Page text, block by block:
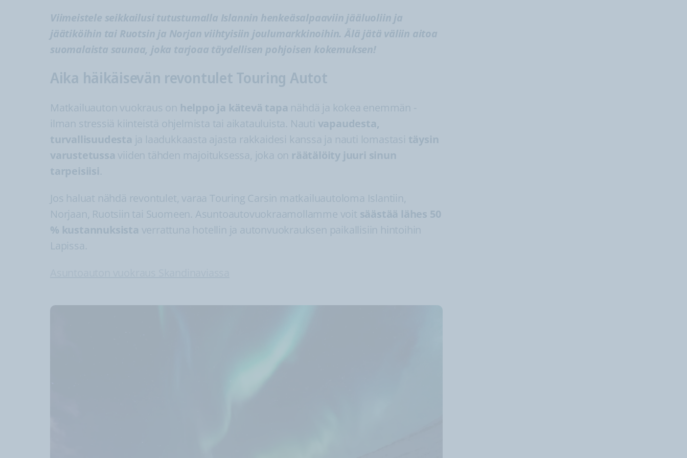
Viimeistele seikkailusi tutustumalla Islannin henkeäsalpaaviin jääluoliin ja
jäätiköihin tai Ruotsin ja Norjan viihtyisiin joulumarkkinoihin. Älä jätä väliin aitoa
suomalaista saunaa, joka tarjoaa täydellisen pohjoisen kokemuksen!
Aika häikäisevän revontulet Touring Autot
Matkailuauton vuokraus on helppo ja kätevä tapa nähdä ja kokea enemmän -
ilman stressiä kiinteistä ohjelmista tai aikatauluista. Nauti vapaudesta,
turvallisuudesta ja laadukkaasta ajasta rakkaidesi kanssa ja nauti lomastasi täysin
varustetussa viiden tähden majoituksessa, joka on räätälöity juuri sinun
tarpeisiisi.
Jos haluat nähdä revontulet, varaa Touring Carsin matkailuautoloma Islantiin,
Norjaan, Ruotsiin tai Suomeen. Asuntoautovuokraamollamme voit säästää lähes 50
% kustannuksista verrattuna hotellin ja autonvuokrauksen paikallisiin hintoihin
Lapissa.